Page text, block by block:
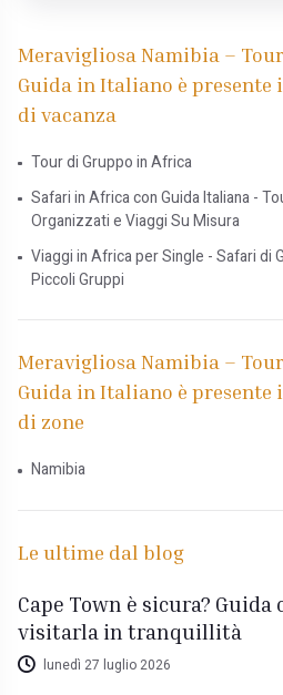
Meravigliosa Namibia –
Guida in Italiano è presente
di vacanza
Tour di Gruppo in Africa
Safari in Africa con Guida Italiana -
Organizzati e Viaggi Su Misura
Viaggi in Africa per Single - Safari di
Piccoli Gruppi
Meravigliosa Namibia –
Guida in Italiano è presente
di zone
Namibia
Le ultime dal blog
Cape Town è sicura?
visitarla in tranquillità
lunedì 27 luglio 2026